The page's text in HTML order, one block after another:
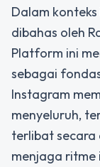
Dalam
dibahas oleh
Platform ini
sebagai
Instagram
menyeluruh,
terlibat secara
menjaga ritme